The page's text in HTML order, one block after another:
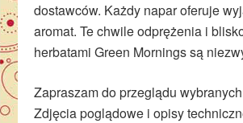
dostawców. Każdy napar oferuje
aromat. Te chwile odprężenia i
herbatami Green Mornings są
Zapraszam do przeglądu
Zdjęcia poglądowe i opisy